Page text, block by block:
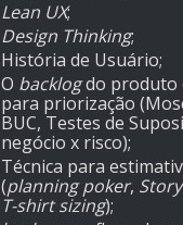
Lean UX;
Design Thinking;
História de Usuário;
O backlogdo produto
para priorização
BUC, Testes de
negócio x risco);
Técnica para
(planning poker,
T-shirt sizing);